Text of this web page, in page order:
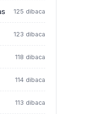
125 dibaca
123 dibaca
118 dibaca
114 dibaca
113 dibaca